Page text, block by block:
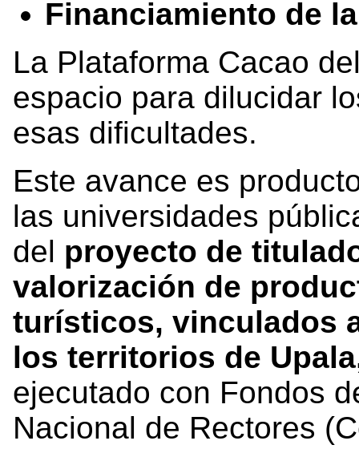
Financiamiento de
La Plataforma Cacao
espacio para dilucidar
esas dificultades.
Este avance es
las universidades
del proyecto de
valorización de
turísticos, vinculados
los territorios de
ejecutado con Fondos
Nacional de Rectores